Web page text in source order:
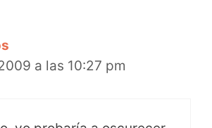
a las 10:27 pm